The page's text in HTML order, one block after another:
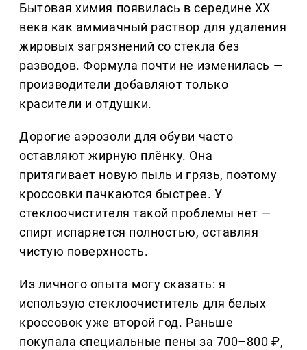
Бытовая химия появилась в середине XX
века как аммиачный раствор для удаления
жировых загрязнений со стекла без
разводов. Формула почти не изменилась —
производители добавляют только
красители и отдушки.
Дорогие аэрозоли для обуви часто
оставляют жирную плёнку. Она
притягивает новую пыль и грязь, поэтому
кроссовки пачкаются быстрее. У
стеклоочистителя такой проблемы нет —
спирт испаряется полностью, оставляя
чистую поверхность.
Из личного опыта могу сказать: я
использую стеклоочиститель для белых
кроссовок уже второй год. Раньше
покупала специальные пены за 700–800 ₽,